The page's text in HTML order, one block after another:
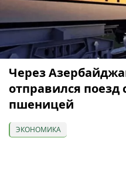
Через
отправился поезд
пшеницей
ЭКОНОМИКА